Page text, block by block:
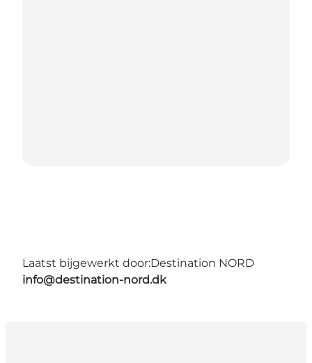
Laatst bijgewerkt door:Destination NORD
info@destination-nord.dk